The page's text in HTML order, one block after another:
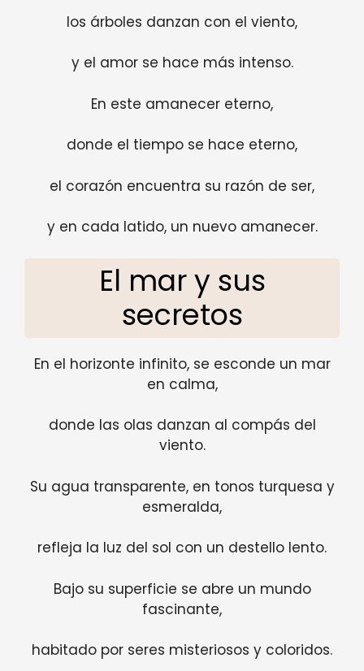
los árboles danzan con el viento,
y el amor se hace más intenso.
En este amanecer eterno,
donde el tiempo se hace eterno,
el corazón encuentra su razón de ser,
y en cada latido, un nuevo amanecer.
El mar y sus
secretos
En el horizonte infinito, se esconde un mar
en calma,
donde las olas danzan al compás del
viento.
Su agua transparente, en tonos turquesa y
esmeralda,
refleja la luz del sol con un destello lento.
Bajo su superficie se abre un mundo
fascinante,
habitado por seres misteriosos y coloridos.